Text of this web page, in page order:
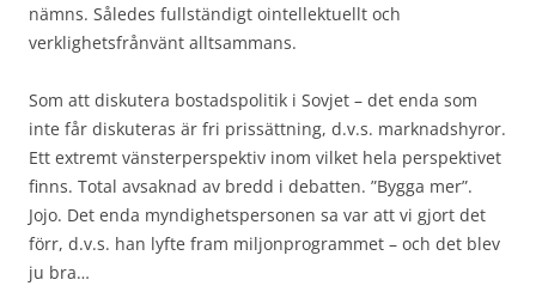
nämns. Således fullständigt ointellektuellt och
verklighetsfrånvänt alltsammans.
Som att diskutera bostadspolitik i Sovjet – det enda som
inte får diskuteras är fri prissättning, d.v.s. marknadshyror.
Ett extremt vänsterperspektiv inom vilket hela perspektivet
finns. Total avsaknad av bredd i debatten. ”Bygga mer”.
Jojo. Det enda myndighetspersonen sa var att vi gjort det
förr, d.v.s. han lyfte fram miljonprogrammet – och det blev
ju bra…